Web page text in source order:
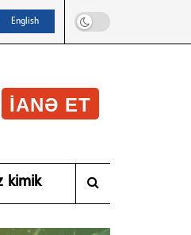
English
IANƏ ET
kimik